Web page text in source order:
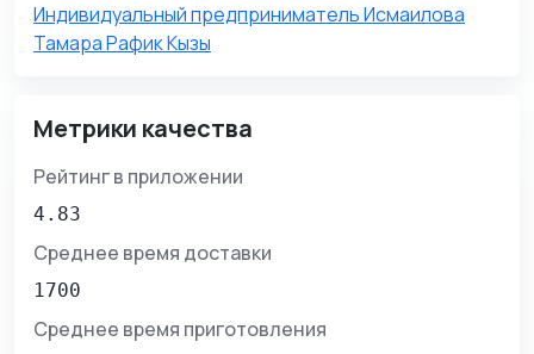
Индивидуальный предприниматель Исмаилова
Тамара Рафик Кызы
Метрики качества
Рейтинг в приложении
4.83
Среднее время доставки
1700
Среднее время приготовления